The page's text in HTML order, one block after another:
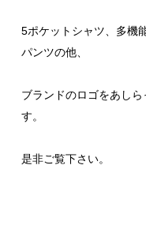
5ポケットシャツ、多機
パンツの他、
ブランドのロゴをあし
す。
是非ご覧下さい。